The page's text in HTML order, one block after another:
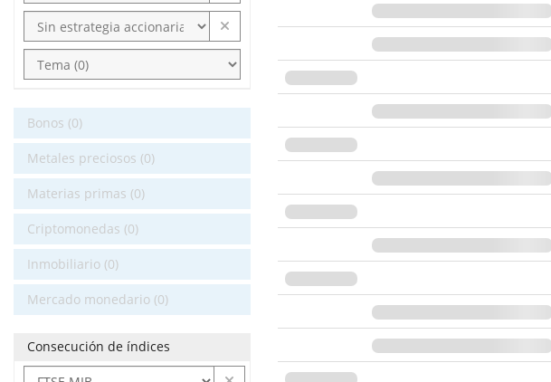
Bonos (0)
Metales preciosos (0)
Materias primas (0)
Criptomonedas (0)
Inmobiliario (0)
Mercado monedario (0)
Consecución de índices